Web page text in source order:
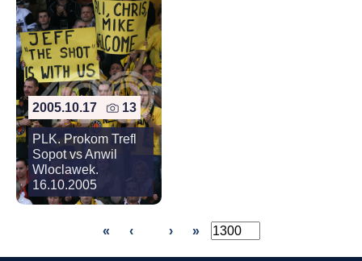
2005.10.17 13
PLK. Prokom Trefl
Sopot vs Anwil
Wloclawek.
16.10.2005
« ‹ › »